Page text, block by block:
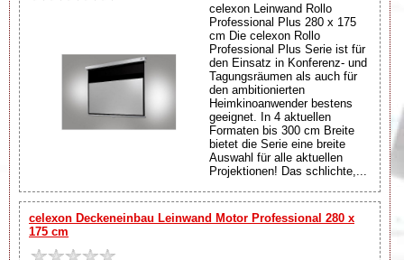
celexon Leinwand Rollo
Professional Plus 280 x 175
cm Die celexon Rollo
Professional Plus Serie ist für
den Einsatz in Konferenz- und
Tagungsräumen als auch für
den ambitionierten
Heimkinoanwender bestens
geeignet. In 4 aktuellen
Formaten bis 300 cm Breite
bietet die Serie eine breite
Auswahl für alle aktuellen
Projektionen! Das schlichte,...
celexon Deckeneinbau Leinwand Motor Professional 280 x
175 cm